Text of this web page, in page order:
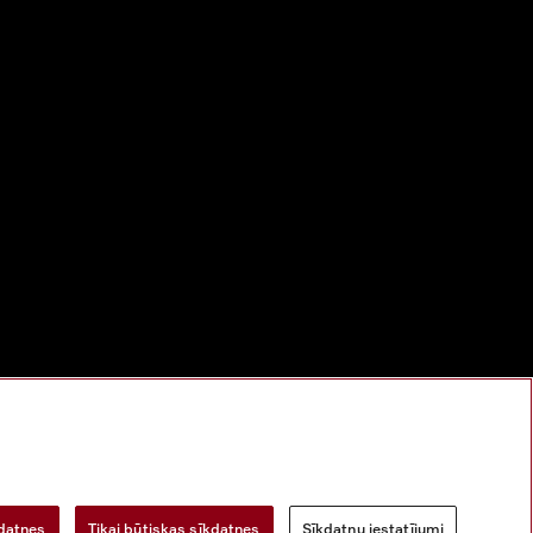
Tikai būtiskas sīkdatnes Sīkdatņu iestatījumi